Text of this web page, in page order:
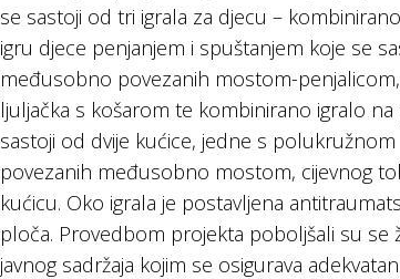
se sastoji od tri igrala za djecu –
igru djece penjanjem i spuštanjem koje se
međusobno povezanih mostom-
ljuljačka s košarom te kombinirano igralo
sastoji od dvije kućice, jedne s
povezanih međusobno mostom, cijevnog
kućicu. Oko igrala je postavljena
ploča. Provedbom projekta poboljšali su se
javnog sadržaja kojim se osigurava